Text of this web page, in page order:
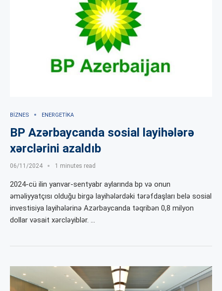
BIZNES ENERGETIKA
BP Azərbaycanda sosial layihələrə
xərclərini azaldıb
06/11/2024 1 minutes read
2024-cü ilin yanvar-sentyabr aylarında bp və onun
əməliyyatçısı olduğu birgə layihələrdəki tərəfdaşları belə sosial
investisiya layihələrinə Azərbaycanda təqribən 0,8 milyon
dollar vəsait xərcləyiblər. …